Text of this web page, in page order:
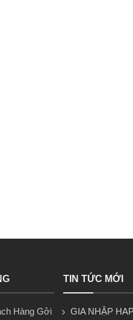
Hàng Gởi
TIN TỨC MỚI
GIA NHẬP